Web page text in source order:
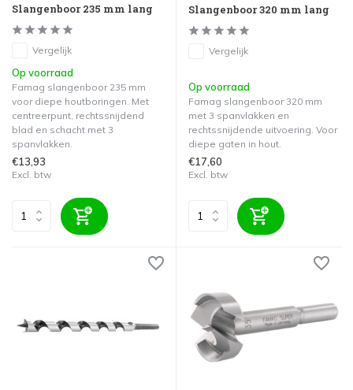
Slangenboor 235 mm lang
Vergelijk
Op voorraad
Famag slangenboor 235 mm
voor diepe houtboringen. Met
centreerpunt, rechtssnijdend
blad en schacht met 3
spanvlakken.
€13,93
Excl. btw
Slangenboor 320 mm lang
Vergelijk
Op voorraad
Famag slangenboor 320 mm
met 3 spanvlakken en
rechtssnijdende uitvoering. Voor
diepe gaten in hout.
€17,60
Excl. btw